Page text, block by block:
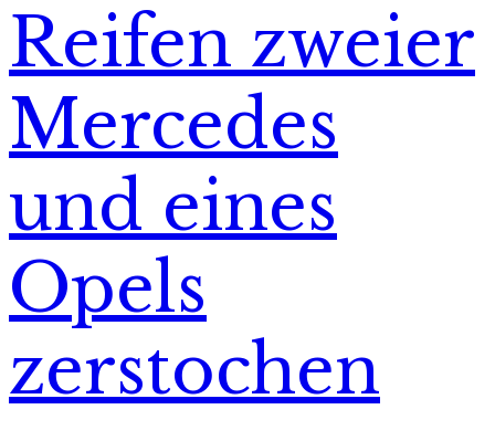
Reifen zweier
Mercedes
und eines
Opels
zerstochen